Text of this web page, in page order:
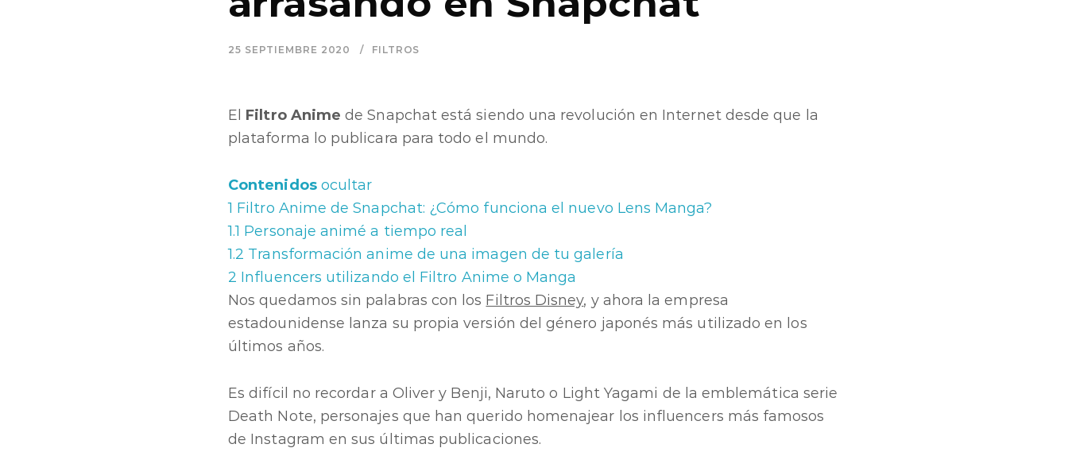
25 SEPTIEMBRE 2020 FILTROS
El Filtro Anime de Snapchat está siendo una revolución en Internet desde que la
plataforma lo publicara para todo el mundo.
Contenidos ocultar
1 Filtro Anime de Snapchat: ¿Cómo funciona el nuevo Lens Manga?
1.1 Personaje animé a tiempo real
1.2 Transformación anime de una imagen de tu galería
2 Influencers utilizando el Filtro Anime o Manga
Nos quedamos sin palabras con los Filtros Disney, y ahora la empresa
estadounidense lanza su propia versión del género japonés más utilizado en los
últimos años.
Es difícil no recordar a Oliver y Benji, Naruto o Light Yagami de la emblemática serie
Death Note, personajes que han querido homenajear los influencers más famosos
de Instagram en sus últimas publicaciones.